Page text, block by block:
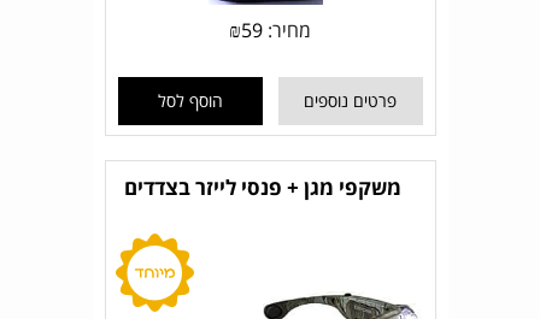
מחיר: ₪59
פרטים נוספים הוסף לסל
משקפי מגן + פנסי לייזר בצדדים